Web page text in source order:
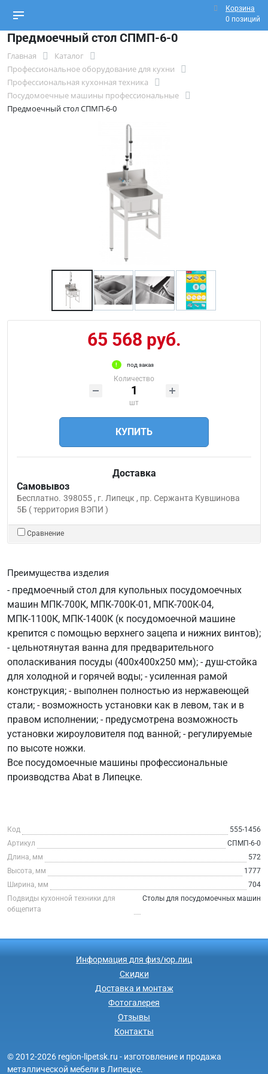
Корзина
0 позиций
Предмоечный стол СПМП-6-0
Главная
Каталог
Профессиональное оборудование для кухни
Профессиональная кухонная техника
Посудомоечные машины профессиональные
Предмоечный стол СПМП-6-0
65 568 руб.
под заказ
Количество
шт
КУПИТЬ
Доставка
Самовывоз
Бесплатно. 398055 , г. Липецк , пр. Сержанта Кувшинова
5Б ( территория ВЭПИ )
Сравнение
Преимущества изделия
- предмоечный стол для купольных посудомоечных
машин МПК-700К, МПК-700К-01, МПК-700К-04,
МПК-1100К, МПК-1400К (к посудомоечной машине
крепится с помощью верхнего зацепа и нижних винтов);
- цельнотянутая ванна для предварительного
ополаскивания посуды (400х400х250 мм); - душ-стойка
для холодной и горячей воды; - усиленная рамой
конструкция; - выполнен полностью из нержавеющей
стали; - возможность установки как в левом, так и в
правом исполнении; - предусмотрена возможность
установки жироуловителя под ванной; - регулируемые
по высоте ножки.
Все посудомоечные машины профессиональные
производства Abat в Липецке.
Код
555-1456
Артикул
СПМП-6-0
Длина, мм
572
Высота, мм
1777
Ширина, мм
704
Подвиды кухонной техники для
общепита
Столы для посудомоечных машин
Информация для физ/юр.лиц
Скидки
Доставка и монтаж
Фотогалерея
Отзывы
Контакты
© 2012-2026 region-lipetsk.ru - изготовление и продажа
металлической мебели в Липецке.